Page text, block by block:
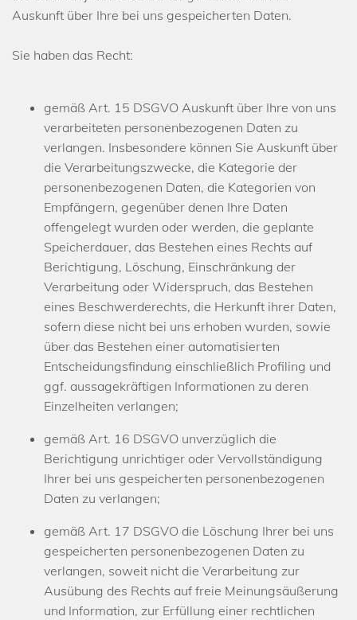
Auskunft über Ihre bei uns gespeicherten Daten.
Sie haben das Recht:
gemäß Art. 15 DSGVO Auskunft über Ihre von uns
verarbeiteten personenbezogenen Daten zu
verlangen. Insbesondere können Sie Auskunft über
die Verarbeitungszwecke, die Kategorie der
personenbezogenen Daten, die Kategorien von
Empfängern, gegenüber denen Ihre Daten
offengelegt wurden oder werden, die geplante
Speicherdauer, das Bestehen eines Rechts auf
Berichtigung, Löschung, Einschränkung der
Verarbeitung oder Widerspruch, das Bestehen
eines Beschwerderechts, die Herkunft ihrer Daten,
sofern diese nicht bei uns erhoben wurden, sowie
über das Bestehen einer automatisierten
Entscheidungsfindung einschließlich Profiling und
ggf. aussagekräftigen Informationen zu deren
Einzelheiten verlangen;
gemäß Art. 16 DSGVO unverzüglich die
Berichtigung unrichtiger oder Vervollständigung
Ihrer bei uns gespeicherten personenbezogenen
Daten zu verlangen;
gemäß Art. 17 DSGVO die Löschung Ihrer bei uns
gespeicherten personenbezogenen Daten zu
verlangen, soweit nicht die Verarbeitung zur
Ausübung des Rechts auf freie Meinungsäußerung
und Information, zur Erfüllung einer rechtlichen